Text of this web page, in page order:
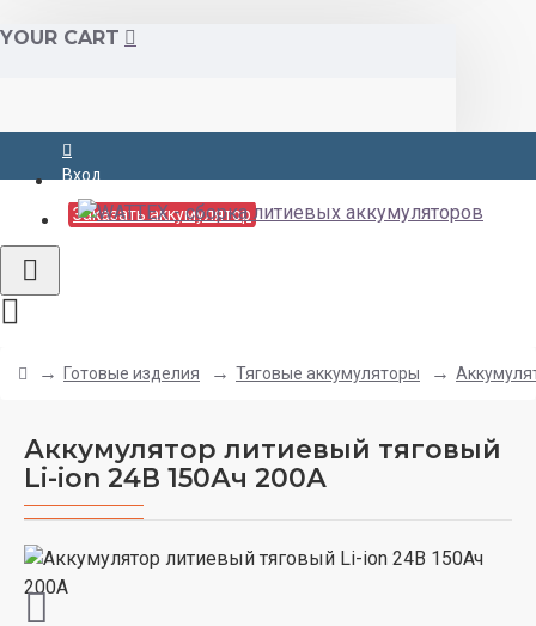
YOUR CART
Вход
Заказать аккумулятор
Готовые изделия Тяговые аккумуляторы
Аккумулятор литиевый тяговый
Li-ion 24В 150Ач 200А